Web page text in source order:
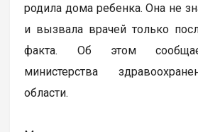
родила дома ребенка. Она не
и вызвала врачей только
факта. Об этом
министерства
области.